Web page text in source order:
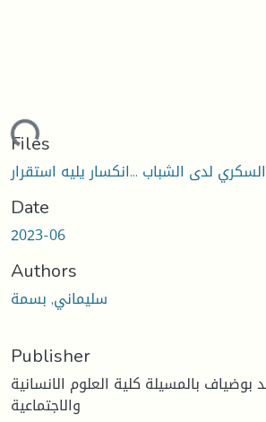
Files
Date
2023-06
Authors
سليماني, بسمة
Publisher
بالمسيلة كلية العلوم الانسانية
والاجتماعية